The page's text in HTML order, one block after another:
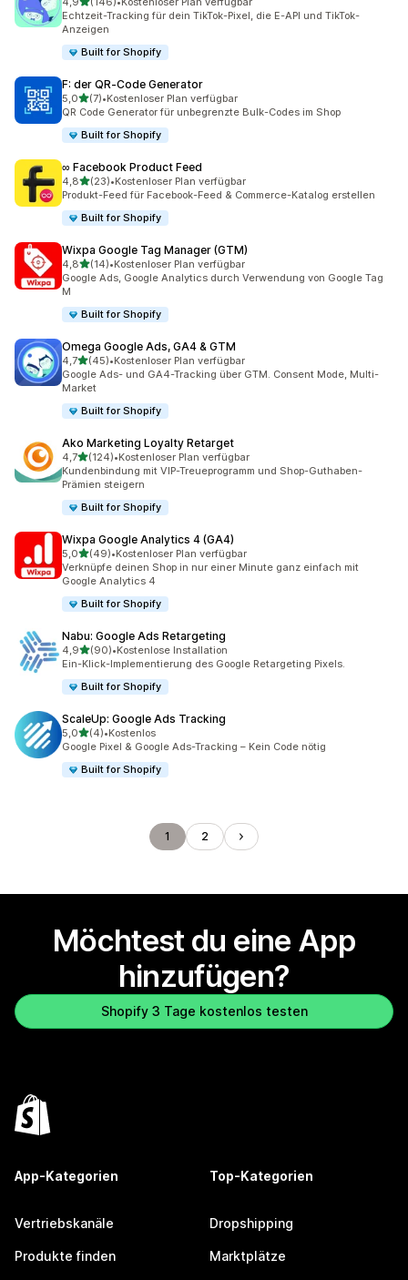
146 Rezensionen insgesamt
Echtzeit-Tracking für dein TikTok-Pixel, die E-API und TikTok-
Anzeigen
Built for Shopify
F: der QR‑Code Generator
5,0von 5 Sternen
(7)
7 Rezensionen insgesamt
•Kostenloser Plan verfügbar
QR Code Generator für unbegrenzte Bulk-Codes im Shop
Built for Shopify
∞ Facebook Product Feed
4,8von 5 Sternen
(23)
23 Rezensionen insgesamt
•Kostenloser Plan verfügbar
Produkt-Feed für Facebook-Feed & Commerce-Katalog erstellen
Built for Shopify
Wixpa Google Tag Manager (GTM)
4,8von 5 Sternen
(14)
14 Rezensionen insgesamt
•Kostenloser Plan verfügbar
Google Ads, Google Analytics durch Verwendung von Google Tag
M
Built for Shopify
Omega Google Ads, GA4 & GTM
4,7von 5 Sternen
(45)
45 Rezensionen insgesamt
•Kostenloser Plan verfügbar
Google Ads- und GA4-Tracking über GTM. Consent Mode, Multi-
Market
Built for Shopify
Ako Marketing Loyalty Retarget
4,7von 5 Sternen
(124)
124 Rezensionen insgesamt
•Kostenloser Plan verfügbar
Kundenbindung mit VIP-Treueprogramm und Shop-Guthaben-
Prämien steigern
Built for Shopify
Wixpa Google Analytics 4 (GA4)
5,0von 5 Sternen
(49)
49 Rezensionen insgesamt
•Kostenloser Plan verfügbar
Verknüpfe deinen Shop in nur einer Minute ganz einfach mit
Google Analytics 4
Built for Shopify
Nabu: Google Ads Retargeting
4,9von 5 Sternen
(90)
90 Rezensionen insgesamt
•Kostenlose Installation
Ein-Klick-Implementierung des Google Retargeting Pixels.
Built for Shopify
ScaleUp: Google Ads Tracking
5,0von 5 Sternen
(4)
4 Rezensionen insgesamt
•Kostenlos
Google Pixel & Google Ads-Tracking – Kein Code nötig
Built for Shopify
1 2
Möchtest du eine App
hinzufügen?
Shopify 3 Tage kostenlos testen
App-Kategorien
Vertriebskanäle
Produkte finden
Top-Kategorien
Dropshipping
Marktplätze